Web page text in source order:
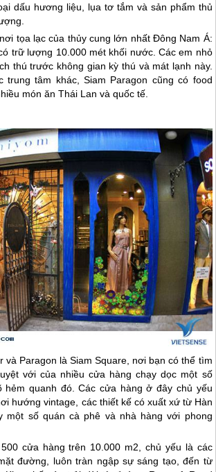
dấu hương liệu, lụa tơ tắm và sản phẩm thủ
tọa lạc của thủy cung lớn nhất Đông Nam Á:
trữ lượng 10.000 mét khối nước. Các em nhỏ
thú trước không gian kỳ thú và mát lạnh này.
trung tâm khác, Siam Paragon cũng có food
món ănThái Lan và quốc tế.
và Paragon là Siam Square, nơi bạn có thể tìm
với của nhiều cửa hàng chạy dọc một số
hẻm quanh đó. Các cửa hàng ở đây chủ yếu
hướng vintage, các thiết kế có xuất xứ từ Hàn
một số quán cà phê và nhà hàng với phong
cửa hàng trên 10.000 m2, chủ yếu là các
đường, luôn tràn ngập sự sáng tạo, đến từ